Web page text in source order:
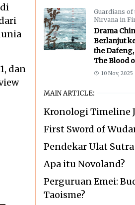
dan
Guardians of
Nirvana in
Drama
Berlanjut
the
The Blood
10 Nov, 2025
MAIN ARTICLE:
Kronologi Timeline
First Sword of
Pendekar Ulat Sutra
Apa itu Novoland?
Perguruan Emei:
Taoisme?